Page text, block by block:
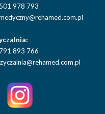
978 793
893 766